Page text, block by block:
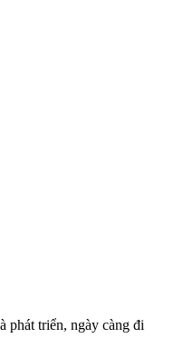
phát triển, ngày càng đi